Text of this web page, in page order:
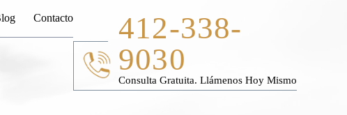
Contacto
412-338-
9030
Consulta Gratuita. Llámenos Hoy Mismo